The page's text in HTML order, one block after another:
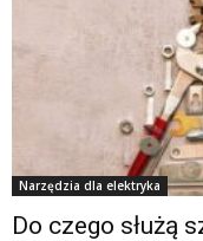
Narzędzia dla elektryka
Do czego służą